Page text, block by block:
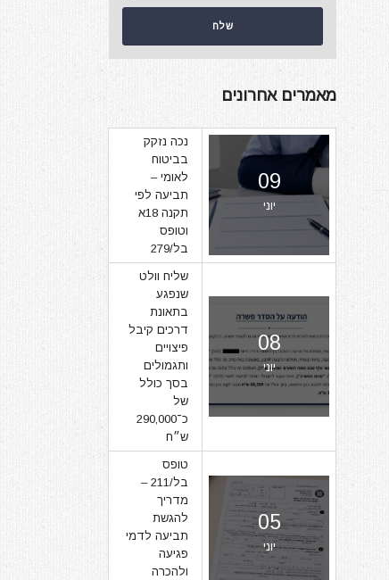
מאמרים אחרונים
09
יוני
נכה נזקק
בביטוח
לאומי –
תביעה לפי
תקנה 18א
וטופס
בל/279
08
יוני
שליח וולט
שנפגע
בתאונת
דרכים קיבל
פיצויים
ותגמולים
בסך כולל
של
כ־290,000
ש״ח
05
יוני
טופס
בל/211 –
מדריך
להגשת
תביעה לדמי
פגיעה
ולהכרה